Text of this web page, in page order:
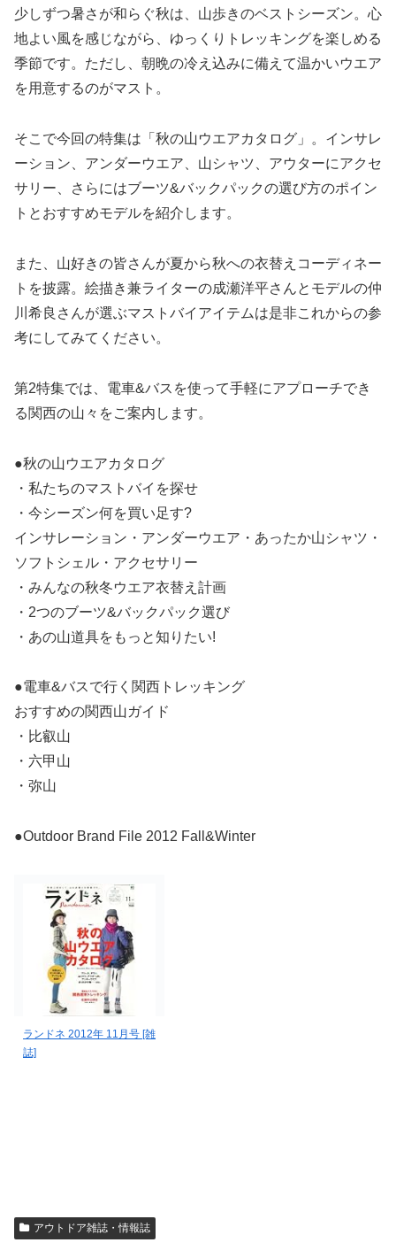
少しずつ暑さが和らぐ秋は、山歩きのベストシーズン。心
地よい風を感じながら、ゆっくりトレッキングを楽しめる
季節です。ただし、朝晩の冷え込みに備えて温かいウエア
を用意するのがマスト。
そこで今回の特集は「秋の山ウエアカタログ」。インサレ
ーション、アンダーウエア、山シャツ、アウターにアクセ
サリー、さらにはブーツ&バックパックの選び方のポイン
トとおすすめモデルを紹介します。
また、山好きの皆さんが夏から秋への衣替えコーディネー
トを披露。絵描き兼ライターの成瀬洋平さんとモデルの仲
川希良さんが選ぶマストバイアイテムは是非これからの参
考にしてみてください。
第2特集では、電車&バスを使って手軽にアプローチでき
る関西の山々をご案内します。
●秋の山ウエアカタログ
・私たちのマストバイを探せ
・今シーズン何を買い足す?
インサレーション・アンダーウエア・あったか山シャツ・
ソフトシェル・アクセサリー
・みんなの秋冬ウエア衣替え計画
・2つのブーツ&バックパック選び
・あの山道具をもっと知りたい!
●電車&バスで行く関西トレッキング
おすすめの関西山ガイド
・比叡山
・六甲山
・弥山
●Outdoor Brand File 2012 Fall&Winter
ランドネ 2012年 11月号 [雑
誌]
アウトドア雑誌・情報誌